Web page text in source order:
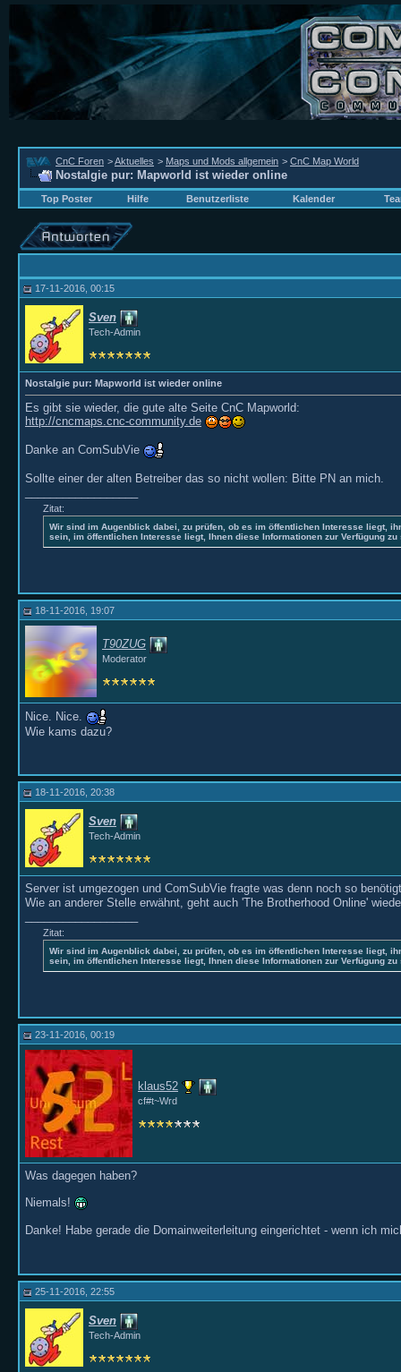
CnC Foren >Aktuelles > Maps und Mods allgemein > CnC Map World
Nostalgie pur: Mapworld ist wieder online
Top Poster Hilfe Benutzerliste Kalender
17-11-2016, 00:15
Sven
Tech-Admin
Nostalgie pur: Mapworld ist wieder online
Es gibt sie wieder, die gute alte Seite CnC Mapworld:
http://cncmaps.cnc-community.de
Danke an ComSubVie
Sollte einer der alten Betreiber das so nicht wollen: Bitte PN an mich.
Zitat:
Wir sind im Augenblick dabei, zu prüfen, ob es im öffentlichen Interesse liegt,
sein, im öffentlichen Interesse liegt, Ihnen diese Informationen zur Verfügung zu
18-11-2016, 19:07
T90ZUG
Moderator
Nice. Nice.
Wie kams dazu?
18-11-2016, 20:38
Sven
Tech-Admin
Server ist umgezogen und ComSubVie fragte was denn noch so
Wie an anderer Stelle erwähnt, geht auch 'The Brotherhood Online'
Zitat:
Wir sind im Augenblick dabei, zu prüfen, ob es im öffentlichen Interesse liegt,
sein, im öffentlichen Interesse liegt, Ihnen diese Informationen zur Verfügung zu
23-11-2016, 00:19
klaus52
cf#t~Wrd
Was dagegen haben?
Niemals!
Danke! Habe gerade die Domainweiterleitung eingerichtet - wenn ich
25-11-2016, 22:55
Sven
Tech-Admin